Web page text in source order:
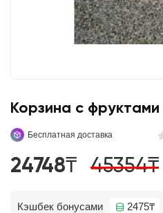
Корзина с фруктами
Бесплатная доставка
24748₸ 45354₸
Кэшбек бонусами 2475₸